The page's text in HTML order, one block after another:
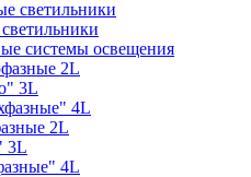
системы освещения
2L
3L
4L
2L
3L
4L